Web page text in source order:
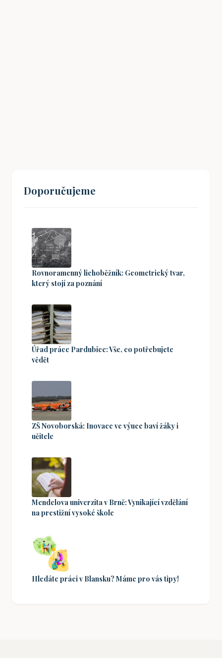
Doporučujeme
Rovnoramenný lichoběžník: Geometrický tvar,
který stojí za poznání
Úřad práce Pardubice: Vše, co potřebujete
vědět
ZŠ Novoborská: Inovace ve výuce baví žáky i
učitele
Mendelova univerzita v Brně: Vynikající vzdělání
na prestižní vysoké škole
Hledáte práci v Blansku? Máme pro vás tipy!